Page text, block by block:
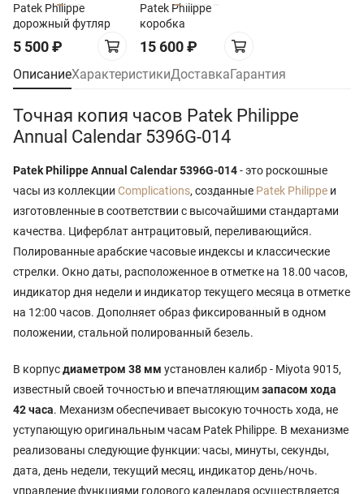
Patek Philippe
дорожный футляр
5 500₽
Patek Philippe
коробка
15 600₽
ОписаниеХарактеристикиДоставка Гарантия
Точная копия часов Patek Philippe
Annual Calendar 5396G-014
Patek Philippe Annual Calendar 5396G-014- это роскошные
часы из коллекции Complications, созданные Patek Philippe и
изготовленные в соответствии с высочайшими стандартами
качества. Циферблат антрацитовый, переливающийся.
Полированные арабские часовые индексы и классические
стрелки. Окно даты, расположенное в отметке на 18.00 часов,
индикатор дня недели и индикатор текущего месяца в отметке
на 12:00 часов. Дополняет образ фиксированный в одном
положении, стальной полированный безель.
В корпусдиаметром 38 мм установлен калибр - Miyota 9015,
известный своей точностью и впечатляющимзапасом хода
42 часа. Механизм обеспечивает высокую точность хода, не
уступающую оригинальным часам Patek Philippe. В механизме
реализованы следующие функции: часы, минуты, секунды,
дата, день недели, текущий месяц, индикатор день/ночь.
управление функциями годового календаря осуществляется